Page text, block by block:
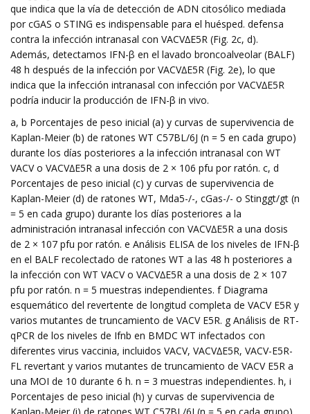
que indica que la vía de detección de ADN citosólico mediada
por cGAS o STING es indispensable para el huésped. defensa
contra la infección intranasal con VACV∆E5R (Fig. 2c, d).
Además, detectamos IFN-β en el lavado broncoalveolar (BALF)
48 h después de la infección por VACV∆E5R (Fig. 2e), lo que
indica que la infección intranasal con infección por VACV∆E5R
podría inducir la producción de IFN-β in vivo.
a, b Porcentajes de peso inicial (a) y curvas de supervivencia de
Kaplan-Meier (b) de ratones WT C57BL/6J (n = 5 en cada grupo)
durante los días posteriores a la infección intranasal con WT
VACV o VACV∆E5R a una dosis de 2 × 106 pfu por ratón. c, d
Porcentajes de peso inicial (c) y curvas de supervivencia de
Kaplan-Meier (d) de ratones WT, Mda5-/-, cGas-/- o Stinggt/gt (n
= 5 en cada grupo) durante los días posteriores a la
administración intranasal infección con VACV∆E5R a una dosis
de 2 × 107 pfu por ratón. e Análisis ELISA de los niveles de IFN-β
en el BALF recolectado de ratones WT a las 48 h posteriores a
la infección con WT VACV o VACV∆E5R a una dosis de 2 × 107
pfu por ratón. n = 5 muestras independientes. f Diagrama
esquemático del revertente de longitud completa de VACV E5R y
varios mutantes de truncamiento de VACV E5R. g Análisis de RT-
qPCR de los niveles de Ifnb en BMDC WT infectados con
diferentes virus vaccinia, incluidos VACV, VACV∆E5R, VACV-E5R-
FL revertant y varios mutantes de truncamiento de VACV E5R a
una MOI de 10 durante 6 h. n = 3 muestras independientes. h, i
Porcentajes de peso inicial (h) y curvas de supervivencia de